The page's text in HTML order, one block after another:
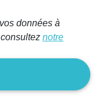
données à
notre